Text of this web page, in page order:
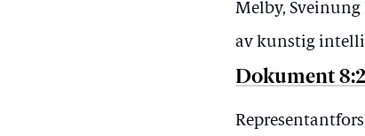
Melby,
av kunstig
Dokument